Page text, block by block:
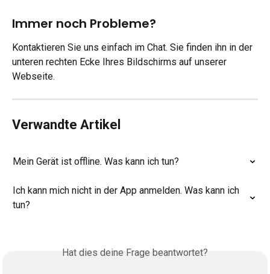
Immer noch Probleme?
Kontaktieren Sie uns einfach im Chat. Sie finden ihn in der
unteren rechten Ecke Ihres Bildschirms auf unserer
Webseite.
Verwandte Artikel
Mein Gerät ist offline. Was kann ich tun?
Ich kann mich nicht in der App anmelden. Was kann ich
tun?
Hat dies deine Frage beantwortet?